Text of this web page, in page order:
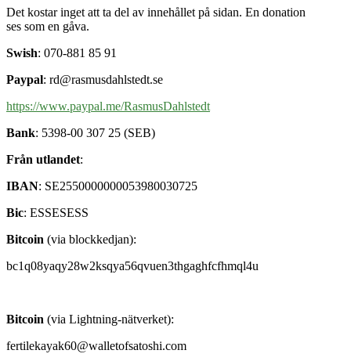
Det kostar inget att ta del av innehållet på sidan. En donation
ses som en gåva.
Swish: 070-881 85 91
Paypal: rd@rasmusdahlstedt.se
https://www.paypal.me/RasmusDahlstedt
Bank: 5398-00 307 25 (SEB)
Från utlandet:
IBAN: SE2550000000053980030725
Bic: ESSESESS
Bitcoin (via blockkedjan):
bc1q08yaqy28w2ksqya56qvuen3thgaghfcfhmql4u
Bitcoin (via Lightning-nätverket):
fertilekayak60@walletofsatoshi.com